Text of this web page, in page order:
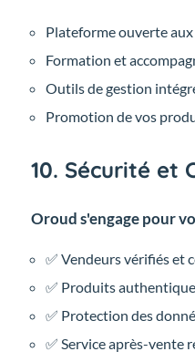
Plateforme ouverte
Formation et
Outils de gestion
Promotion de vos
10. Sécurité et
Oroud s'engage pour
✅ Vendeurs vérifiés et
✅ Produits
✅ Protection des
✅ Service après-vente